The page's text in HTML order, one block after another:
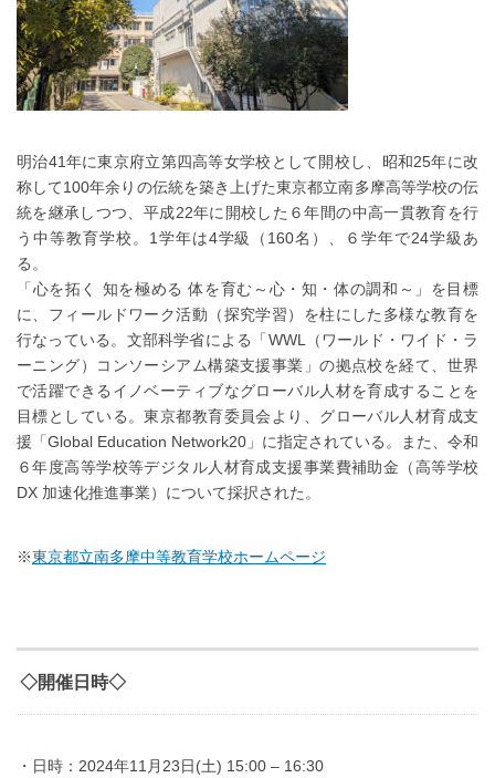
明治41年に東京府立第四高等女学校として開校し、昭和25年に改
称して100年余りの伝統を築き上げた東京都立南多摩高等学校の伝
統を継承しつつ、平成22年に開校した６年間の中高一貫教育を行
う中等教育学校。1学年は4学級（160名）、６学年で24学級あ
る。
「心を拓く 知を極める 体を育む～心・知・体の調和～」を目標
に、フィールドワーク活動（探究学習）を柱にした多様な教育を
行なっている。文部科学省による「WWL（ワールド・ワイド・ラ
ーニング）コンソーシアム構築支援事業」の拠点校を経て、世界
で活躍できるイノベーティブなグローバル人材を育成することを
目標としている。東京都教育委員会より、グローバル人材育成支
援「Global Education Network20」に指定されている。また、令和
６年度高等学校等デジタル人材育成支援事業費補助金（高等学校
DX 加速化推進事業）について採択された。
※東京都立南多摩中等教育学校ホームページ
◇開催日時◇
・日時：2024年11月23日(土) 15:00 – 16:30